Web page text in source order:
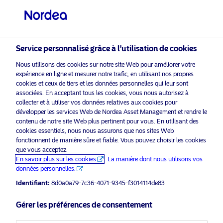
Veuillez sélectionner le type
d’investisseur auquel vous
appartenez
Pays
Luxembourg
Langue
Investisseur privé
NordeaAsset Management est l’un des plus grands
gestionnaires d’actifs dans les pays nordiques avec
une présence mondiale en Europe, en Amérique et en
Asie.
Information risques
À propos de Nordea Asset
Conditions générales
Service personnalisé grâce à l'utilisation de cookies
Nous utilisons des cookies sur notre site Web pour améliorer votre
expérience en ligne et mesurer notre trafic, en utilisant nos propres
cookies et ceux de tiers et les données personnelles qui leur sont
associées. En acceptant tous les cookies, vous nous autorisez à
collecter et à utiliser vos données relatives aux cookies pour
développer les services Web de Nordea Asset Management et rendre le
contenu de notre site Web plus pertinent pour vous. En utilisant des
cookies essentiels, nous nous assurons que nos sites Web
fonctionnent de manière sûre et fiable. Vous pouvez choisir les cookies
que vous acceptez.
En savoir plus sur les cookies
La manière dont nous utilisons vos
données personnelles.
Identifiant: 8d0a0a79-7c36-4071-9345-f3014114de83
Gérer les préférences de consentement